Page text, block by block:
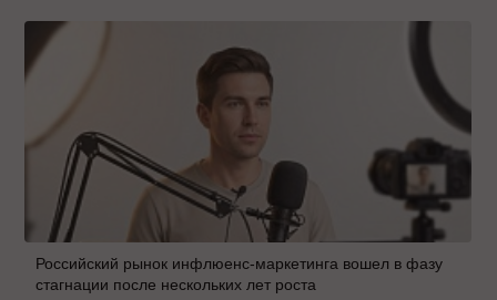
Российский рынок инфлюенс-маркетинга вошел в фазу
стагнации после нескольких лет роста